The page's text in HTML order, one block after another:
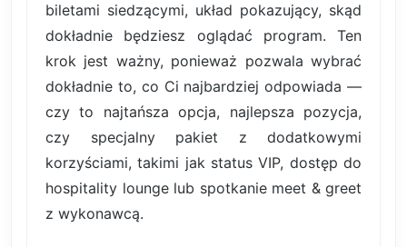
biletami siedzącymi, układ pokazujący, skąd
dokładnie będziesz oglądać program. Ten
krok jest ważny, ponieważ pozwala wybrać
dokładnie to, co Ci najbardziej odpowiada —
czy to najtańsza opcja, najlepsza pozycja,
czy specjalny pakiet z dodatkowymi
korzyściami, takimi jak status VIP, dostęp do
hospitality lounge lub spotkanie meet & greet
z wykonawcą.